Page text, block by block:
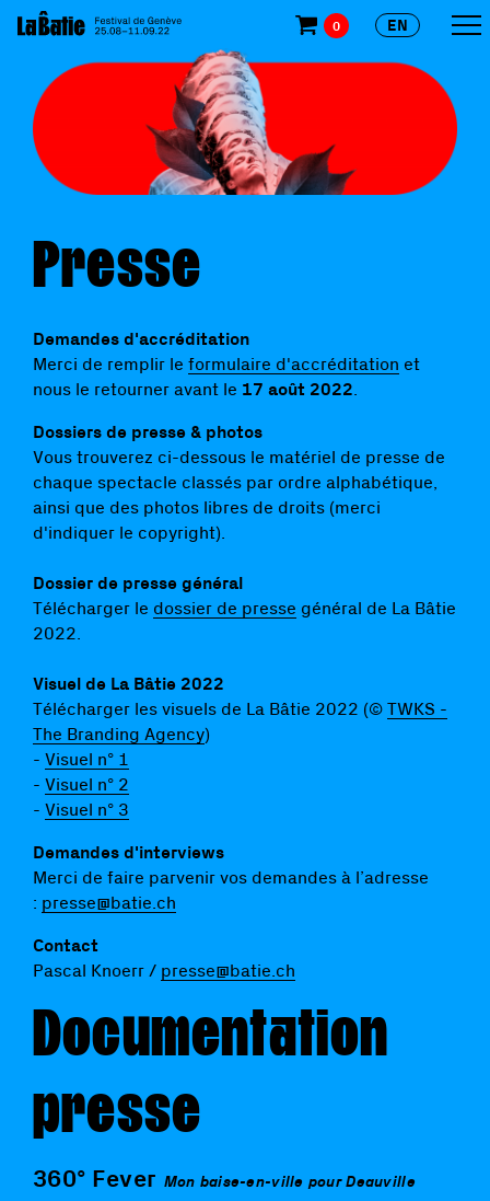
Presse
Demandes d'accréditation
Merci de remplir le formulaire d'accréditation et
nous le retourner avant le 17 août 2022
Dossiers de presse & photos
Vous trouverez ci-dessous le matériel de presse de
chaque spectacle classés par ordre alphabétique,
ainsi que des photos libres de droits (merci
d'indiquer le copyright).
Dossier de presse général
Télécharger le dossier de presse général de La Bâtie
2022.
Visuel de La Bâtie 2022
Télécharger les visuels de La Bâtie 2022 (© TWKS -
The Branding Agency)
- Visuel n° 1
- Visuel n° 2
- Visuel n° 3
Demandes d'interviews
Merci de faire parvenir vos demandes à l’adresse
: presse@batie.ch
Contact
Pascal Knoerr / presse@batie.ch
Documentation
presse
360° Fever Mon baise-en-ville pour Deauville
0 EN